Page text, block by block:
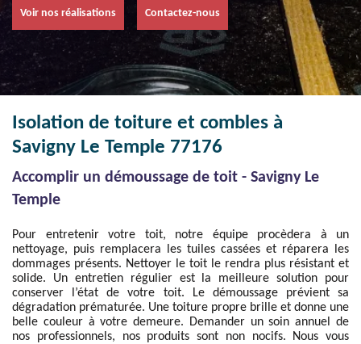
Voir nos réalisations Contactez-nous
Isolation de toiture et combles à
Savigny Le Temple 77176
Accomplir un démoussage de toit - Savigny Le
Temple
Pour entretenir votre toit, notre équipe procèdera à un
nettoyage, puis remplacera les tuiles cassées et réparera les
dommages présents. Nettoyer le toit le rendra plus résistant et
solide. Un entretien régulier est la meilleure solution pour
conserver l’état de votre toit. Le démoussage prévient sa
dégradation prématurée. Une toiture propre brille et donne une
belle couleur à votre demeure. Demander un soin annuel de
nos professionnels, nos produits sont non nocifs. Nous vous